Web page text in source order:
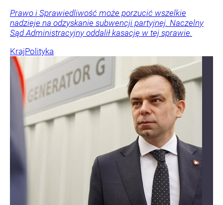
Prawo i Sprawiedliwość może porzucić wszelkie
nadzieje na odzyskanie subwencji partyjnej. Naczelny
Sąd Administracyjny oddalił kasację w tej sprawie.
KrajPolityka